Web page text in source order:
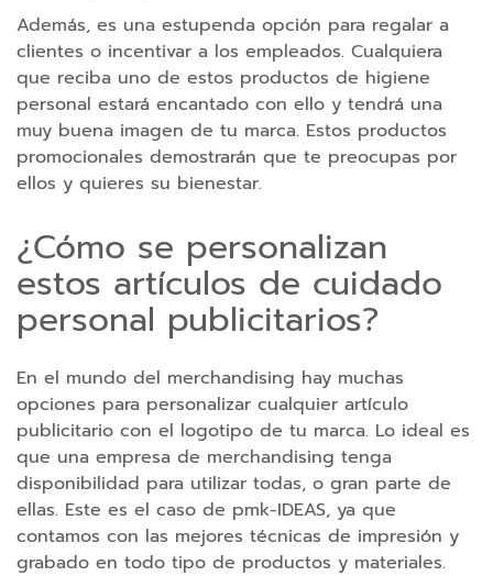
a
t
o
n
e
s
u
t
e
o
s
l
á
s
e
r
p
Además, es una estupenda opción para regalar a
clientes o incentivar a los empleados. Cualquiera
que reciba uno de estos productos de higiene
personal estará encantado con ello y tendrá una
muy buena imagen de tu marca. Estos productos
promocionales demostrarán que te preocupas por
ellos y quieres su bienestar.
¿Cómo se personalizan
estos artículos de cuidado
personal publicitarios?
En el mundo del merchandising hay muchas
opciones para personalizar cualquier artículo
publicitario con el logotipo de tu marca. Lo ideal es
que una empresa de merchandising tenga
disponibilidad para utilizar todas, o gran parte de
ellas. Este es el caso de pmk-IDEAS, ya que
contamos con las mejores técnicas de impresión y
grabado en todo tipo de productos y materiales.